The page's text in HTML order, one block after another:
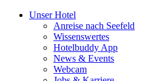
Unser Hotel
Anreise nach Seefeld
Wissenswertes
Hotelbuddy App
News & Events
Webcam